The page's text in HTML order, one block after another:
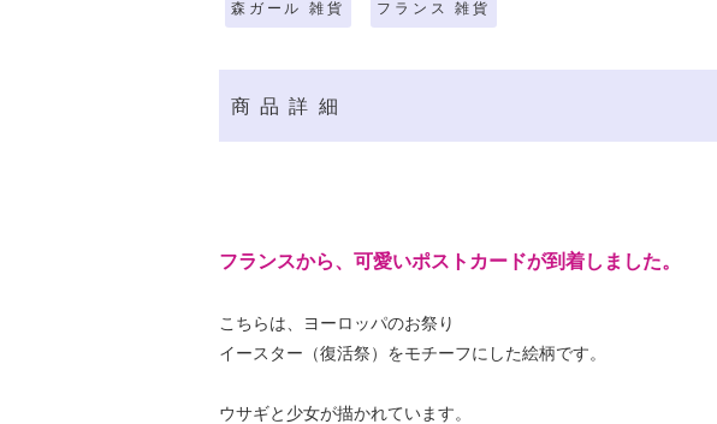
森ガール 雑貨 フランス 雑貨
商品詳細
フランスから、可愛いポストカードが到着しました。
こちらは、ヨーロッパのお祭り
イースター（復活祭）をモチーフにした絵柄です。
ウサギと少女が描かれています。